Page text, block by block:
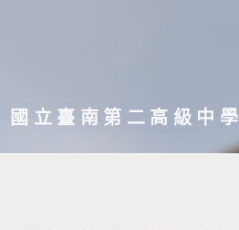
主國立臺南第二高級中學